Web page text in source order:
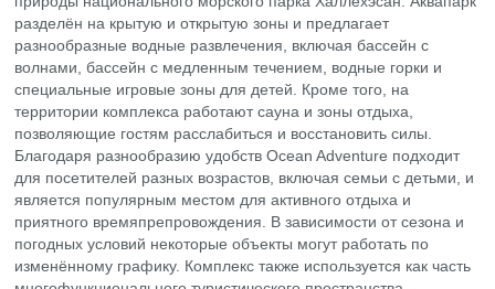
разделён на крытую и открытую зоны и предлагает
разнообразные водные развлечения, включая бассейн с
волнами, бассейн с медленным течением, водные горки и
специальные игровые зоны для детей. Кроме того, на
территории комплекса работают сауна и зоны отдыха,
позволяющие гостям расслабиться и восстановить силы.
Благодаря разнообразию удобств Ocean Adventure подходит
для посетителей разных возрастов, включая семьи с детьми, и
является популярным местом для активного отдыха и
приятного времяпрепровождения. В зависимости от сезона и
погодных условий некоторые объекты могут работать по
изменённому графику. Комплекс также используется как часть